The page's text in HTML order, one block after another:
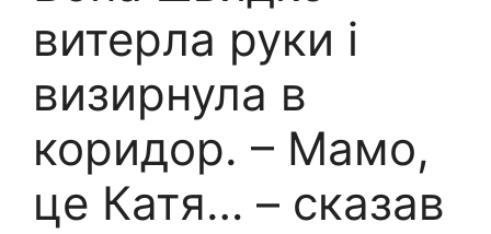
витерла руки і
визирнула в
коридор. – Мамо,
це Катя… – сказав